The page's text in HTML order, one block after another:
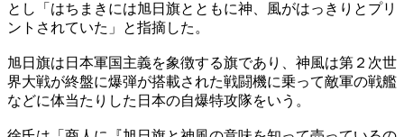
とし「はちまきには旭日旗とともに神、風がはっきりとプリ
ントされていた」と指摘した。
旭日旗は日本軍国主義を象徴する旗であり、神風は第２次世
界大戦が終盤に爆弾が搭載された戦闘機に乗って敵軍の戦艦
などに体当たりした日本の自爆特攻隊をいう。